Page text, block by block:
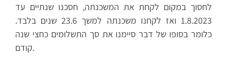
לחסוך במקום לקחת את המשכנתה, חסכנו שנתיים עד
1.8.2023 ואז לקחנו משכנתה למשך 23.6 שנים בלבד.
כלומר בסופו של דבר סיימנו את סך התשלומים כחצי שנה
קודם.